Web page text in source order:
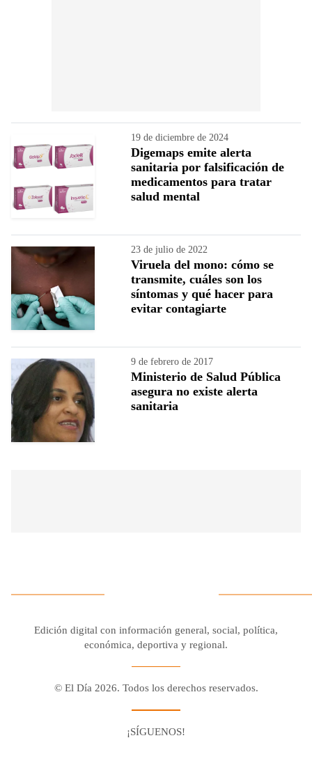
19 de diciembre de 2024
Digemaps emite alerta
sanitaria por falsificación de
medicamentos para tratar
salud mental
23 de julio de 2022
Viruela del mono: cómo se
transmite, cuáles son los
síntomas y qué hacer para
evitar contagiarte
9 de febrero de 2017
Ministerio de Salud Pública
asegura no existe alerta
sanitaria
Edición digital con información general, social, política,
económica, deportiva y regional.
© El Día 2026. Todos los derechos reservados.
¡SÍGUENOS!